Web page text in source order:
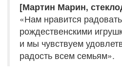
[Мартин Марин,
«Нам нравится
рождественскими
и мы чувствуем
радость всем семьям».